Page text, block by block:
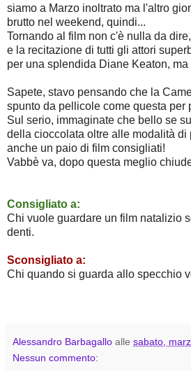
siamo a Marzo inoltrato ma l'altro
brutto nel weekend, quindi...
Tornando al film non c'è nulla da
e la recitazione di tutti gli attori
per una splendida Diane Keaton,
Sapete, stavo pensando che la
spunto da pellicole come questa per
Sul serio, immaginate che bello se
della cioccolata oltre alle modalità di
anche un paio di film consigliati!
Vabbè va, dopo questa meglio
Consigliato a:
Chi vuole guardare un film natalizio
denti.
Sconsigliato a:
Chi quando si guarda allo specchio
Alessandro Barbagallo alle sabato,
Nessun commento: